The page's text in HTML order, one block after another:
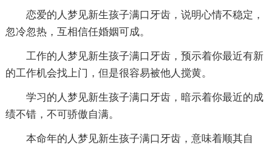
恋爱的人梦见新生孩子满口牙齿，说明心情不稳定，
忽冷忽热，互相信任婚姻可成。
工作的人梦见新生孩子满口牙齿，预示着你最近有新
的工作机会找上门，但是很容易被他人搅黄。
学习的人梦见新生孩子满口牙齿，暗示着你最近的成
绩不错，不可骄傲自满。
本命年的人梦见新生孩子满口牙齿，意味着顺其自